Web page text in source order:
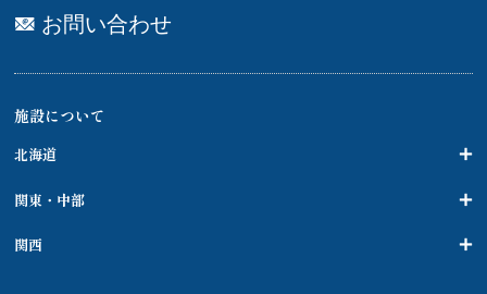
お問い合わせ
施設について
北海道
関東・中部
関西